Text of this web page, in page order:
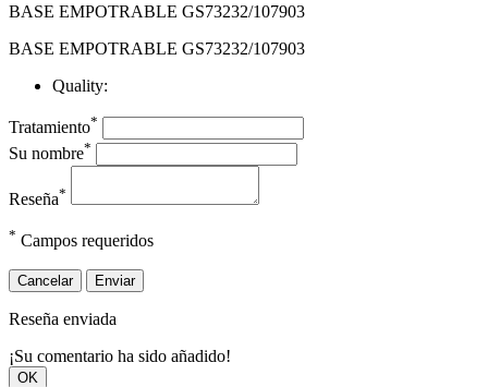
BASE EMPOTRABLE GS73232/107903
BASE EMPOTRABLE GS73232/107903
Quality:
Tratamiento*
Su nombre*
Reseña*
* Campos requeridos
Cancelar Enviar
Reseña enviada
¡Su comentario ha sido añadido!
OK